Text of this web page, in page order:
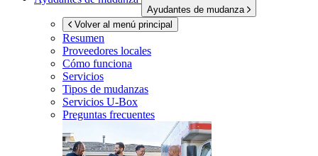
Ayudantes de mudanza
Volver al menú principal
Resumen
Proveedores locales
Cómo funciona
Servicios
Tipos de mudanzas
Servicios U-Box
Preguntas frecuentes